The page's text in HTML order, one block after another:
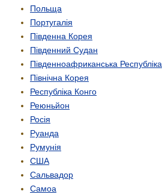
Польща
Португалія
Південна Корея
Південний Судан
Південно­африканська Республіка
Північна Корея
Республіка Конго
Реюньйон
Росія
Руанда
Румунія
США
Сальвадор
Самоа